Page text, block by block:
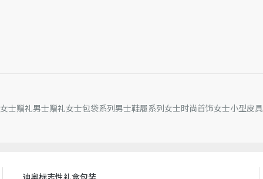
女士赠礼男士赠礼女士包袋系列男士鞋履系列女士时尚首饰女士小型皮具